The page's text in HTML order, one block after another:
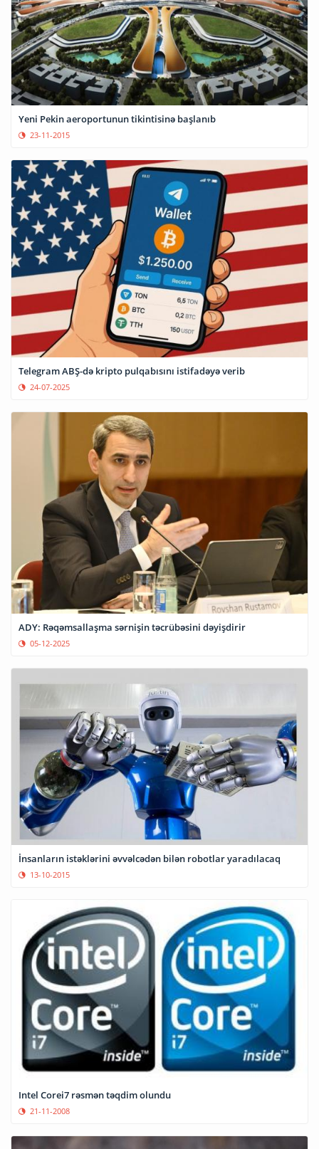
Yeni Pekin aeroportunun tikintisinə başlanıb
23-11-2015
Telegram ABŞ-də kripto pulqabısını istifadəyə verib
24-07-2025
ADY: Rəqəmsallaşma sərnişin təcrübəsini dəyişdirir
05-12-2025
İnsanların istəklərini əvvəlcədən bilən robotlar yaradılacaq
13-10-2015
Intel Corei7 rəsmən təqdim olundu
21-11-2008